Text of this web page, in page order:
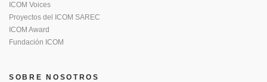
ICOM Voices
Proyectos del ICOM SAREC
ICOM Award
Fundación ICOM
SOBRE NOSOTROS